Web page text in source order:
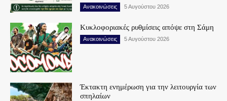
Ανακοινώσεις 5 Αυγούστου 2026
Κυκλοφοριακές ρυθμίσεις απόψε στη Σάμη
Ανακοινώσεις 5 Αυγούστου 2026
Έκτακτη ενημέρωση για την λειτουργία των
σπηλαίων